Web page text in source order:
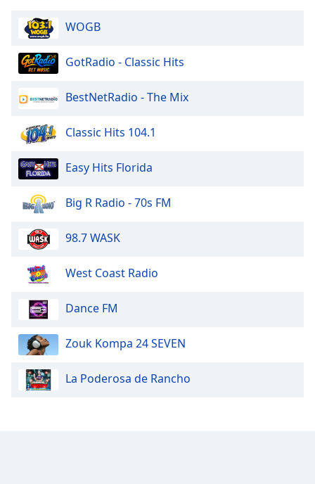
WOGB
GotRadio - Classic Hits
BestNetRadio - The Mix
Classic Hits 104.1
Easy Hits Florida
Big R Radio - 70s FM
98.7 WASK
West Coast Radio
Dance FM
Zouk Kompa 24 SEVEN
La Poderosa de Rancho